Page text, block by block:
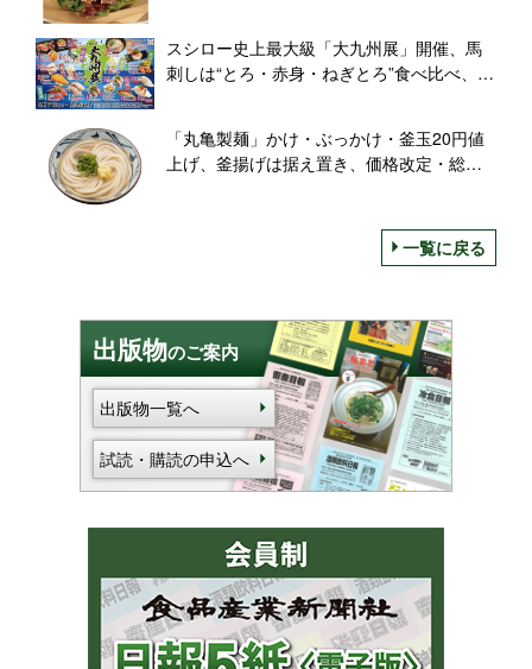
スシロー史上最大級「大九州展」開催、馬
刺しは“とろ・赤身・ねぎとろ”食べ比べ、一
「丸亀製麺」かけ・ぶっかけ・釜玉20円値
上げ、釜揚げは据え置き、価格改定・総額
一覧に戻る
出版物のご案内
出版物一覧へ
試読・購読の申込へ